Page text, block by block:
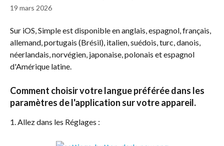
19 mars 2026
Sur iOS, Simple est disponible en anglais, espagnol, français,
allemand, portugais (Brésil), italien, suédois, turc, danois,
néerlandais, norvégien, japonaise, polonais et espagnol
d'Amérique latine.
Comment choisir votre langue préférée dans les
paramètres de l'application sur votre appareil.
1. Allez dans les Réglages :